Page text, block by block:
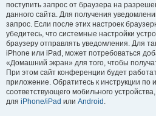
поступить запрос от браузера на
данного сайта. Для получения
запрос. Если после этих настроек
убедитесь, что системные настройки
браузеру отправлять уведомления. Для
iPhone или iPad, может потребоваться
«Домашний экран» для того, чтобы
При этом сайт конференции будет
приложение. Обратитесь к инструкции по
соответствующего мобильного
для iPhone/iPad или Android .